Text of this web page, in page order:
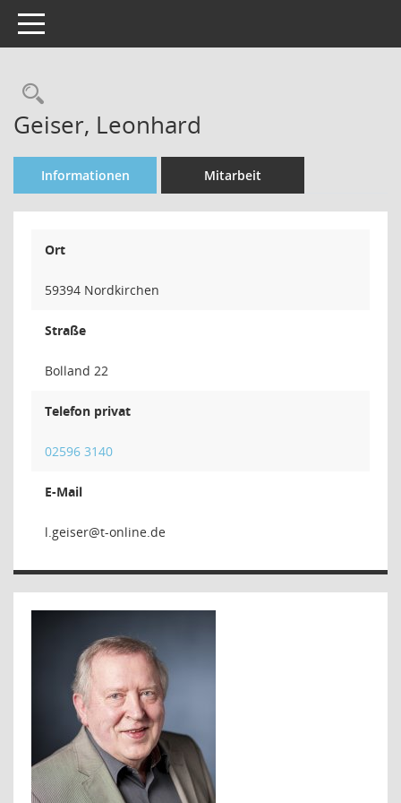
Toggle navigation
Rechercheauswahl
Geiser, Leonhard
Informationen Mitarbeit
Ort
59394 Nordkirchen
Straße
Bolland 22
Telefon privat
02596 3140
E-Mail
resi